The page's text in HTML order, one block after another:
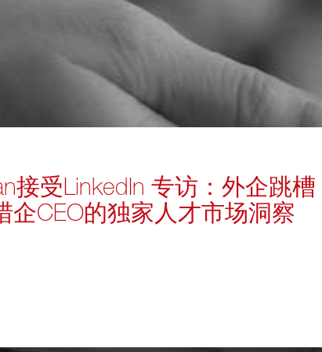
接受LinkedIn 专访：外企跳槽
企CEO的独家人才市场洞察